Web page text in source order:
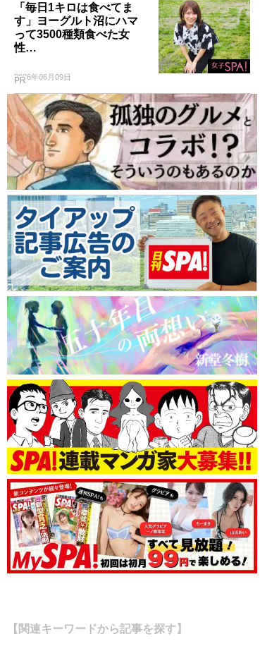
「毎日1キロは食べてま
す」ヨーグルト沼にハマ
って3500種類食べた女
性…
2026年06月09日
PR
【関連キーワードから記事を探す】